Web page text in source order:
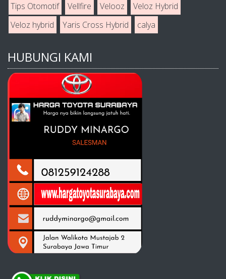
Tips Otomotif
Vellfire Velooz
Veloz Hybrid
Veloz hybrid
Yaris Cross Hybrid calya
HUBUNGI KAMI